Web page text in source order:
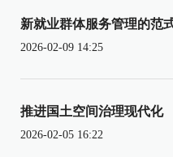
新就业群体服务管理的范
2026-02-09 14:25
推进国土空间治理现代化
2026-02-05 16:22